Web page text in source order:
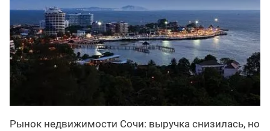
Рынок недвижимости Сочи: выручка снизилась, но